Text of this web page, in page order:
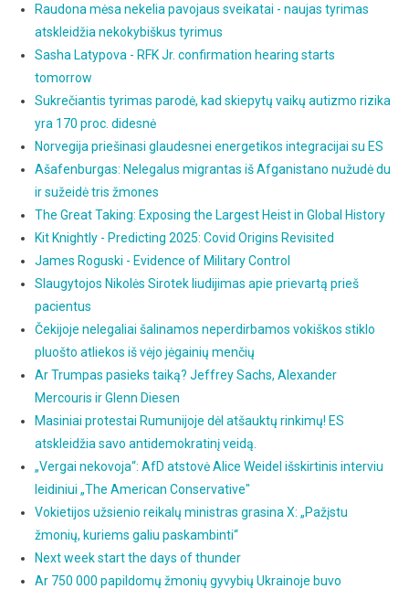
Raudona mėsa nekelia pavojaus sveikatai - naujas tyrimas
atskleidžia nekokybiškus tyrimus
Sasha Latypova - RFK Jr. confirmation hearing starts
tomorrow
Sukrečiantis tyrimas parodė, kad skiepytų vaikų autizmo rizika
yra 170 proc. didesnė
Norvegija priešinasi glaudesnei energetikos integracijai su ES
Ašafenburgas: Nelegalus migrantas iš Afganistano nužudė du
ir sužeidė tris žmones
The Great Taking: Exposing the Largest Heist in Global History
Kit Knightly - Predicting 2025: Covid Origins Revisited
James Roguski - Evidence of Military Control
Slaugytojos Nikolės Sirotek liudijimas apie prievartą prieš
pacientus
Čekijoje nelegaliai šalinamos neperdirbamos vokiškos stiklo
pluošto atliekos iš vėjo jėgainių menčių
Ar Trumpas pasieks taiką? Jeffrey Sachs, Alexander
Mercouris ir Glenn Diesen
Masiniai protestai Rumunijoje dėl atšauktų rinkimų! ES
atskleidžia savo antidemokratinį veidą.
„Vergai nekovoja“: AfD atstovė Alice Weidel išskirtinis interviu
leidiniui „The American Conservative"
Vokietijos užsienio reikalų ministras grasina X: „Pažįstu
žmonių, kuriems galiu paskambinti“
Next week start the days of thunder
Ar 750 000 papildomų žmonių gyvybių Ukrainoje buvo